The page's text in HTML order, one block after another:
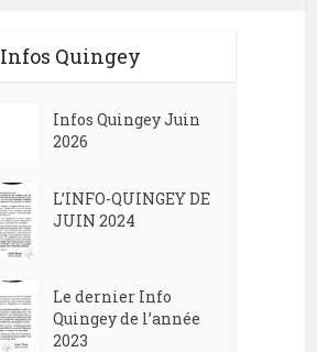
Infos Quingey
Infos Quingey Juin
2026
L’INFO-QUINGEY DE
JUIN 2024
Le dernier Info
Quingey de l’année
2023